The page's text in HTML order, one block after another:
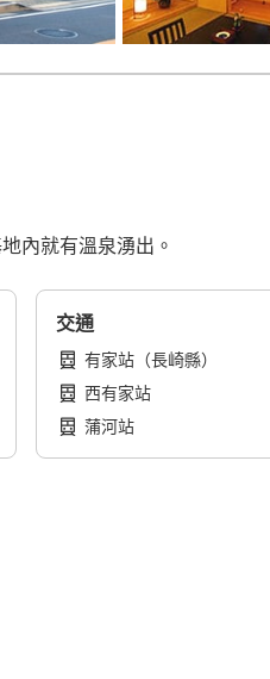
內就有溫泉湧出。
交通
有家站（長崎縣）
西有家站
蒲河站